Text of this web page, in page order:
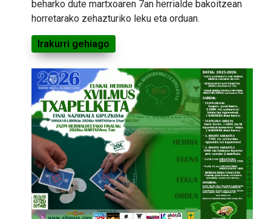
beharko dute martxoaren 7an herrialde bakoitzean
horretarako zehazturiko leku eta orduan.
Irakurri gehiago